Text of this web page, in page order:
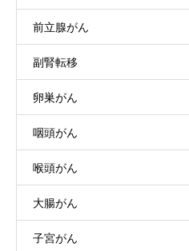
前立腺がん
副腎転移
卵巣がん
咽頭がん
喉頭がん
大腸がん
子宮がん